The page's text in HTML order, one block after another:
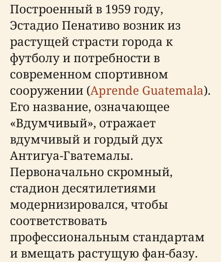
Построенный в 1959 году,
Эстадио Пенативо возник из
растущей страсти города к
футболу и потребности в
современном спортивном
сооружении (Aprende Guatemala).
Его название, означающее
«Вдумчивый», отражает
вдумчивый и гордый дух
Антигуа-Гватемалы.
Первоначально скромный,
стадион десятилетиями
модернизировался, чтобы
соответствовать
профессиональным стандартам
и вмещать растущую фан-базу.